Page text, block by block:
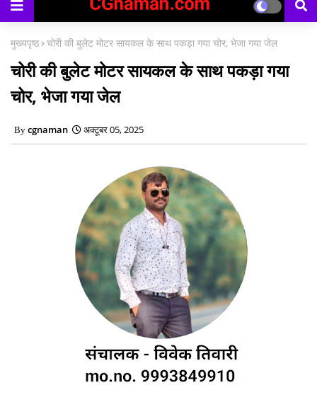
काउंसिलिंग प्रारंभ
मुख्यपृष्ठ चोरी की बुलेट मोटर सायकल के साथ पकड़ा गया चोर, भेजा गया जेल
चोरी की बुलेट मोटर सायकल के साथ पकड़ा गया
चोर, भेजा गया जेल
cgnaman अक्टूबर 05, 2025